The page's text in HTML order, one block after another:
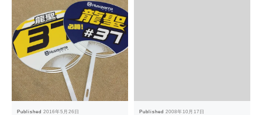
Published2016年5月26日 Published2008年10月17日